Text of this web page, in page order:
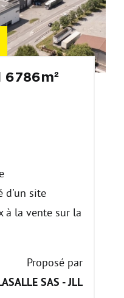
d'un site
à la vente sur la
Proposé par
SAS - JLL